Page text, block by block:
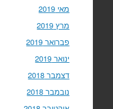
מאי 2019
מרץ 2019
פברואר 2019
ינואר 2019
דצמבר 2018
נובמבר 2018